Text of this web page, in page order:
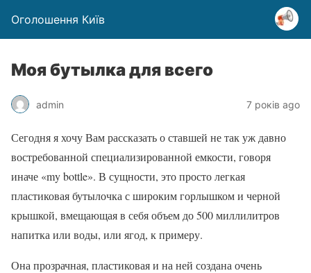
Оголошення Київ
Моя бутылка для всего
admin 7 років ago
Сегодня я хочу Вам рассказать о ставшей не так уж давно
востребованной специализированной емкости, говоря
иначе «my bottle». В сущности, это просто легкая
пластиковая бутылочка с широким горлышком и черной
крышкой, вмещающая в себя объем до 500 миллилитров
напитка или воды, или ягод, к примеру.
Она прозрачная, пластиковая и на ней создана очень